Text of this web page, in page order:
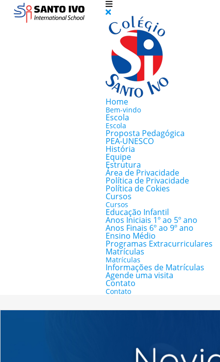
Home
Bem-vindo
Escola
Escola
Proposta Pedagógica
PEA-UNESCO
História
Equipe
Estrutura
Área de Privacidade
Política de Privacidade
Política de Cokies
Cursos
Cursos
Educação Infantil
Anos Iniciais 1º ao 5º ano
Anos Finais 6º ao 9º ano
Ensino Médio
Programas Extracurriculares
Matrículas
Matrículas
Informações de Matrículas
Agende uma visita
Contato
Contato